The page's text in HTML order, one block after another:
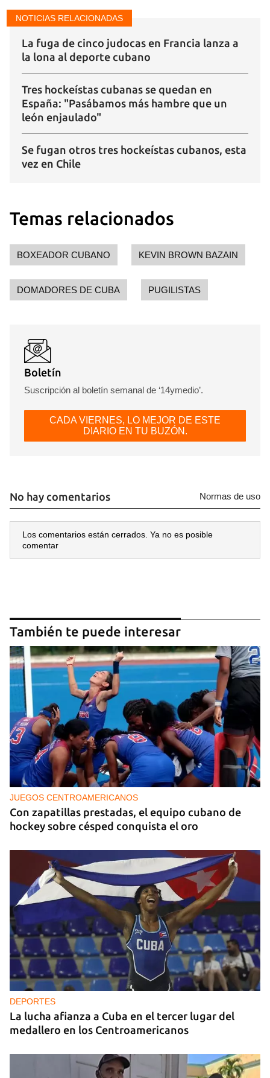
Para poder guardar como favorito, primero has de
INICIAR SESIÓN CANCELAR
NOTICIAS RELACIONADAS
La fuga de cinco judocas en Francia lanza a
la lona al deporte cubano
Tres hockeístas cubanas se quedan en
España: "Pasábamos más hambre que un
león enjaulado"
Se fugan otros tres hockeístas cubanos, esta
vez en Chile
Temas relacionados
BOXEADOR CUBANO KEVIN BROWN BAZAIN
DOMADORES DE CUBA PUGILISTAS
Boletín
Suscripción al boletín semanal de ‘14ymedio’.
CADA VIERNES, LO MEJOR DE ESTE
DIARIO EN TU BUZÓN.
No hay comentarios Normas de uso
Los comentarios están cerrados. Ya no es posible
comentar
También te puede interesar
JUEGOS CENTROAMERICANOS
Con zapatillas prestadas, el equipo cubano de
hockey sobre césped conquista el oro
DEPORTES
La lucha afianza a Cuba en el tercer lugar del
medallero en los Centroamericanos